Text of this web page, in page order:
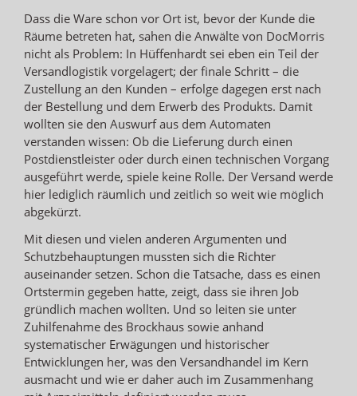
Dass die Ware schon vor Ort ist, bevor der Kunde die
Räume betreten hat, sahen die Anwälte von DocMorris
nicht als Problem: In Hüffenhardt sei eben ein Teil der
Versandlogistik vorgelagert; der finale Schritt – die
Zustellung an den Kunden – erfolge dagegen erst nach
der Bestellung und dem Erwerb des Produkts. Damit
wollten sie den Auswurf aus dem Automaten
verstanden wissen: Ob die Lieferung durch einen
Postdienstleister oder durch einen technischen Vorgang
ausgeführt werde, spiele keine Rolle. Der Versand werde
hier lediglich räumlich und zeitlich so weit wie möglich
abgekürzt.
Mit diesen und vielen anderen Argumenten und
Schutzbehauptungen mussten sich die Richter
auseinander setzen. Schon die Tatsache, dass es einen
Ortstermin gegeben hatte, zeigt, dass sie ihren Job
gründlich machen wollten. Und so leiten sie unter
Zuhilfenahme des Brockhaus sowie anhand
systematischer Erwägungen und historischer
Entwicklungen her, was den Versandhandel im Kern
ausmacht und wie er daher auch im Zusammenhang